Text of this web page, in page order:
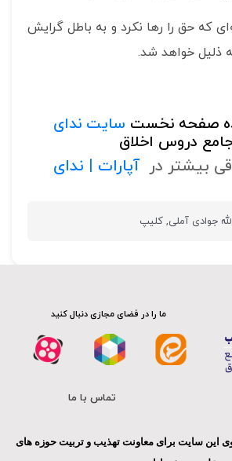
كه حق را رها نكرد و به باطل گرایش
ذلیل خواهد شد.
صفحه نخست سایت ندای
دروس اخلاق
بیشتر در آپارات | ندای
جوادی آملی,کلیپ
ما را در فضای مجازی دنبال کنید
تماس با ما
این سایت برای معاونت تهذیب و تربیت حوزه های